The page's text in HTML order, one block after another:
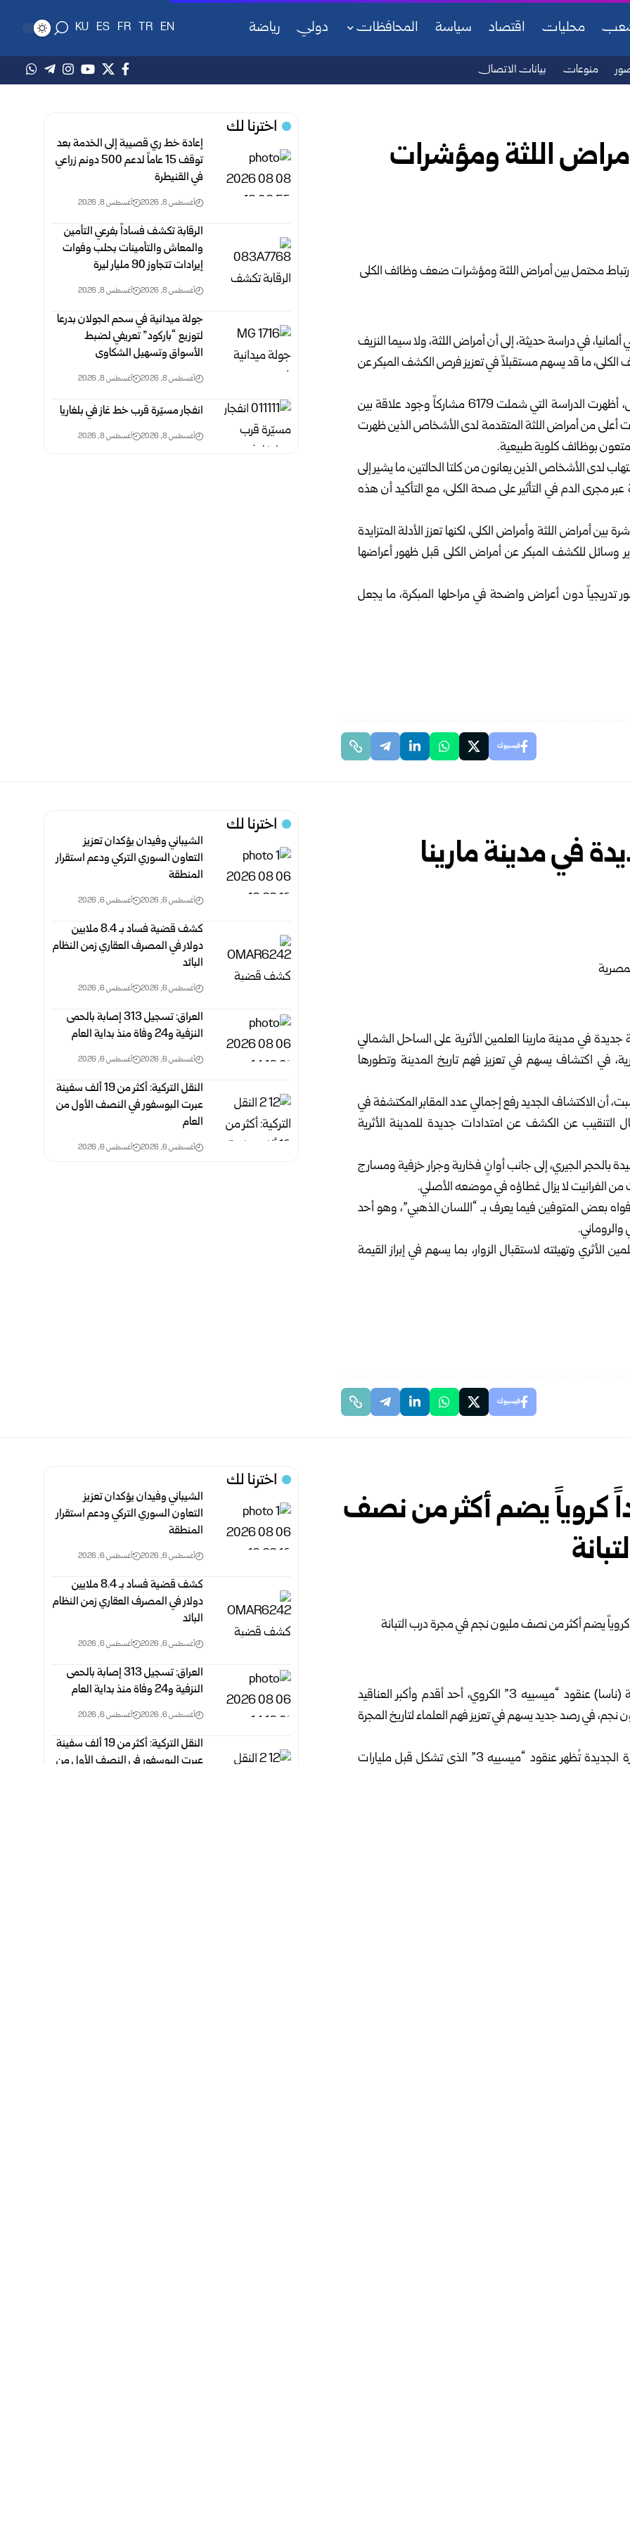
محليات اقتصاد سياسة المحافظات دولي رياضة EN
TR
FR
ES
KU
منوعات بيانات الاتصال
اللثة ومؤشرات
في دراسة حديثة، إلى أن أمراض اللثة، ولا سيما النزيف
الكلى، ما قد يسهم مستقبلاً في تعزيز فرص الكشف المبكر عن
ووفقاً لتقرير نشرته صحيفة “ديلي ميل” البريطانية أول أمس، أظهرت الدراسة التي شملت 6179 مشاركاً وجود علاقة بين
من أمراض اللثة المتقدمة لدى الأشخاص الذين ظهرت
بوظائف كلوية طبيعية.
لدى الأشخاص الذين يعانون من كلتا الحالتين، ما يشير إلى
عبر مجرى الدم في التأثير على صحة الكلى، مع التأكيد أن هذه
بين أمراض اللثة وأمراض الكلى، لكنها تعزز الأدلة المتزايدة
وسائل للكشف المبكر عن أمراض الكلى قبل ظهور أعراضها
تدريجياً دون أعراض واضحة في مراحلها المبكرة، ما يجعل
فيسبوك
اخترنا لك
إعادة خط ري قصيبة إلى الخدمة بعد
توقف 15 عاماً لدعم 500 دونم ‏زراعي
في القنيطرة
أغسطس 8, 2026 أغسطس 8, 2026
الرقابة تكشف فساداً بفرعي التأمين
والمعاش والتأمينات بحلب وفوات
‌‏إيرادات تتجاوز 90 مليار ليرة
أغسطس 8, 2026 أغسطس 8, 2026
جولة ميدانية في سحم الجولان بدرعا
لتوزيع “باركود” تعريفي لضبط
‏الأسواق وتسهيل الشكاوى
أغسطس 8, 2026 أغسطس 8, 2026
انفجار مسيّرة قرب خط غاز في بلغاريا
أغسطس 8, 2026 أغسطس 8, 2026
جديدة في مدينة مارينا
والآثار المصرية اكتشاف 18 مقبرة أثرية جديدة في مدينة مارينا العلمين الأثرية على الساحل الشمالي
في اكتشاف يسهم في تعزيز فهم تاريخ المدينة وتطورها
أن الاكتشاف الجديد رفع إجمالي عدد المقابر المكتشفة في
كما أسفرت أعمال التنقيب عن الكشف عن امتدادات جديدة للمدينة الأثرية
مقبرة منحوتة في الصخر، و7 مقابر مشيدة بالحجر الجيري، إلى جانب أوانٍ فخارية وجرار خزفية ومسارج
من الغرانيت لا يزال غطاؤه في موضعه الأصلي.
وُضعت داخل أفواه بعض المتوفين فيما يعرف بـ “اللسان الذهبي”، وهو أحد
والروماني.
وتهيئته لاستقبال الزوار، بما يسهم في إبراز القيمة
فيسبوك
اخترنا لك
الشيباني وفيدان يؤكدان تعزيز
التعاون السوري التركي ودعم استقرار
المنطقة
أغسطس 6, 2026 أغسطس 6, 2026
كشف قضية فساد بـ 8.4 ملايين
دولار في المصرف العقاري زمن النظام
البائد
أغسطس 6, 2026 أغسطس 6, 2026
العراق: تسجيل 313 إصابة بالحمى
النزفية و24 وفاة منذ بداية العام
أغسطس 6, 2026 أغسطس 6, 2026
النقل التركية: أكثر من 19 ألف سفينة
عبرت البوسفور في النصف الأول من
العام
أغسطس 6, 2026 أغسطس 6, 2026
كروياً يضم أكثر من نصف
رصد تلسكوب هابل الفضائي التابع لوكالة الفضاء الأمريكية (ناسا) عنقود “ميسييه 3” الكروي، أحد أقدم وأكبر العناقيد
في رصد جديد يسهم في تعزيز فهم العلماء لتاريخ المجرة
وذكر موقع “سينس ديلي” العلمي أمس السبت، أن الصورة الجديدة تُظهر عنقود “ميسييه 3” الذي تشكل قبل مليارات
اخترنا لك
الشيباني وفيدان يؤكدان تعزيز
التعاون السوري التركي ودعم استقرار
المنطقة
أغسطس 6, 2026 أغسطس 6, 2026
كشف قضية فساد بـ 8.4 ملايين
دولار في المصرف العقاري زمن النظام
البائد
أغسطس 6, 2026 أغسطس 6, 2026
العراق: تسجيل 313 إصابة بالحمى
النزفية و24 وفاة منذ بداية العام
أغسطس 6, 2026 أغسطس 6, 2026
النقل التركية: أكثر من 19 ألف سفينة
عبرت البوسفور في النصف الأول من